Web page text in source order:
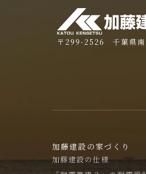
〒299-2526 千葉県南
加藤建設の家づくり
加藤建設の仕様